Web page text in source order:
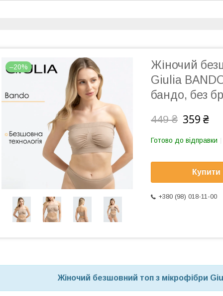
–20%
Жіночий
Giulia
бандо, без
449 ₴ 359 ₴
Готово до відправки
Купити
+380 (98) 018-11-00
Жіночий безшовний топ з мікрофібри